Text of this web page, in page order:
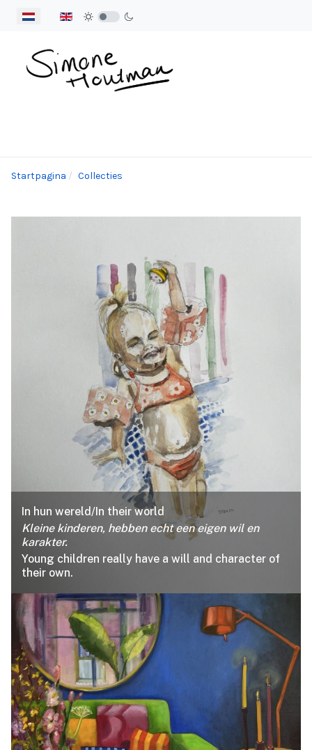
Selecteer de taal
Startpagina Collecties
In hun wereld/In their world
Kleine kinderen, hebben echt een eigen wil en
karakter.
Young children really have a will and character of
their own.